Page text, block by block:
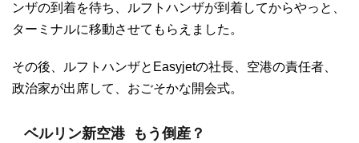
ンザの到着を待ち、ルフトハンザが到着してからやっと、
ターミナルに移動させてもらえました。
その後、ルフトハンザとEasyjetの社長、空港の責任者、
政治家が出席して、おごそかな開会式。
ベルリン新空港 もう倒産？